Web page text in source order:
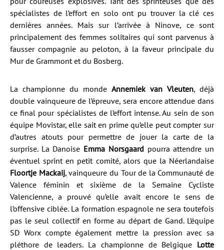
spécialistes de l’effort en solo ont pu trouver la clé ces
dernières années. Mais sur l’arrivée à Ninove, ce sont
principalement des femmes solitaires qui sont parvenus à
fausser compagnie au peloton, à la faveur principale du
Mur de Grammont et du Bosberg.
La championne du monde Annemiek van Vleuten, déjà
double vainqueure de l’épreuve, sera encore attendue dans
ce final pour spécialistes de l’effort intense. Au sein de son
équipe Movistar, elle sait en prime qu’elle peut compter sur
d’autres atouts pour permettre de jouer la carte de la
surprise. La Danoise Emma Norsgaard pourra attendre un
éventuel sprint en petit comité, alors que la Néerlandaise
Floortje Mackaij, vainqueure du Tour de la Communauté de
Valence féminin et sixième de la Semaine Cycliste
Valencienne, a prouvé qu’elle avait encore le sens de
l’offensive ciblée. La formation espagnole ne sera toutefois
pas le seul collectif en forme au départ de Gand. L’équipe
SD Worx compte également mettre la pression avec sa
pléthore de leaders. La championne de Belgique Lotte